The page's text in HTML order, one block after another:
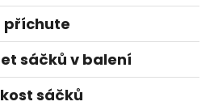
příchute
sáčků v balení
sáčků